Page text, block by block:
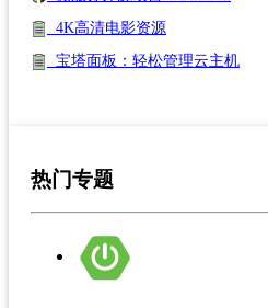
4K高清电影资源
宝塔面板：轻松管理云主机
热门专题